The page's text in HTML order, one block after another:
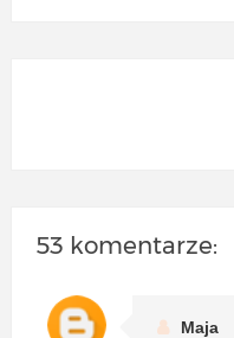
53 komentarze:
Maja